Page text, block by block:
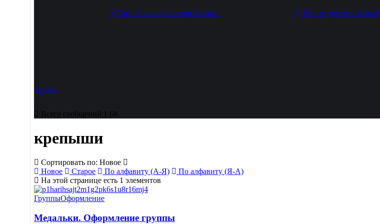
Вот елочка пушистая Запись Новые детские хиты 6
Аудио
Всего сообщений:1.6K
крепыши
Сортировать по: Новое
Новое
Старое По алфавиту (А-Я)
По алфавиту (Я-А)
На этой странице есть 1 элементов
ГруппыОформление
Медальки. Оформление группы